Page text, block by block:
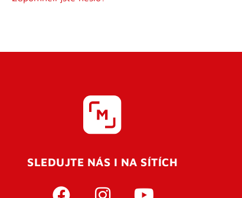
SLEDUJTE NÁS I NA SÍTÍCH